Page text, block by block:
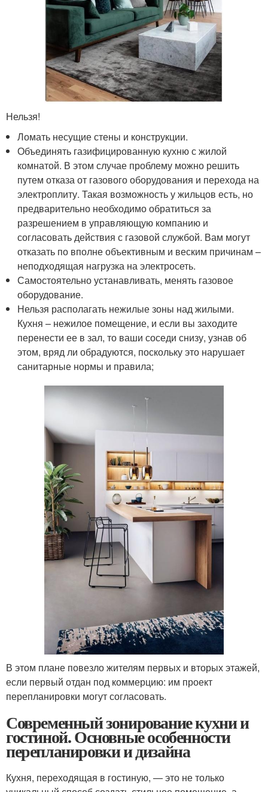
Нельзя!
Ломать несущие стены и конструкции.
Объединять газифицированную кухню с жилой
комнатой. В этом случае проблему можно решить
путем отказа от газового оборудования и перехода на
электроплиту. Такая возможность у жильцов есть, но
предварительно необходимо обратиться за
разрешением в управляющую компанию и
согласовать действия с газовой службой. Вам могут
отказать по вполне объективным и веским причинам –
неподходящая нагрузка на электросеть.
Самостоятельно устанавливать, менять газовое
оборудование.
Нельзя располагать нежилые зоны над жилыми.
Кухня – нежилое помещение, и если вы заходите
перенести ее в зал, то ваши соседи снизу, узнав об
этом, вряд ли обрадуются, поскольку это нарушает
санитарные нормы и правила;
В этом плане повезло жителям первых и вторых этажей,
если первый отдан под коммерцию: им проект
перепланировки могут согласовать.
Современный зонирование кухни и
гостиной. Основные особенности
перепланировки и дизайна
Кухня, переходящая в гостиную, — это не только